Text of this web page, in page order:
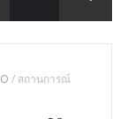
/ สถานการณ์